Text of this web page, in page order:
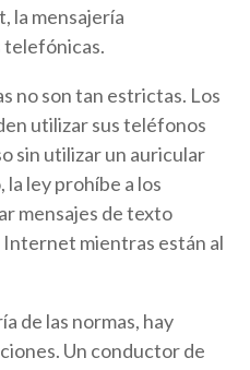
la mensajería
telefónicas.
no son tan estrictas. Los
utilizar sus teléfonos
sin utilizar un auricular
la ley prohíbe a los
mensajes de texto
mientras están al
de las normas, hay
Un conductor de